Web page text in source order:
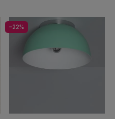
-22%